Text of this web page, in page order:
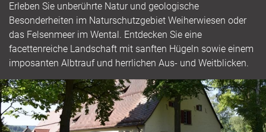
Erleben Sie unberührte Natur und geologische
Besonderheiten im Naturschutzgebiet Weiherwiesen oder
das Felsenmeer im Wental. Entdecken Sie eine
facettenreiche Landschaft mit sanften Hügeln sowie einem
imposanten Albtrauf und herrlichen Aus- und Weitblicken.